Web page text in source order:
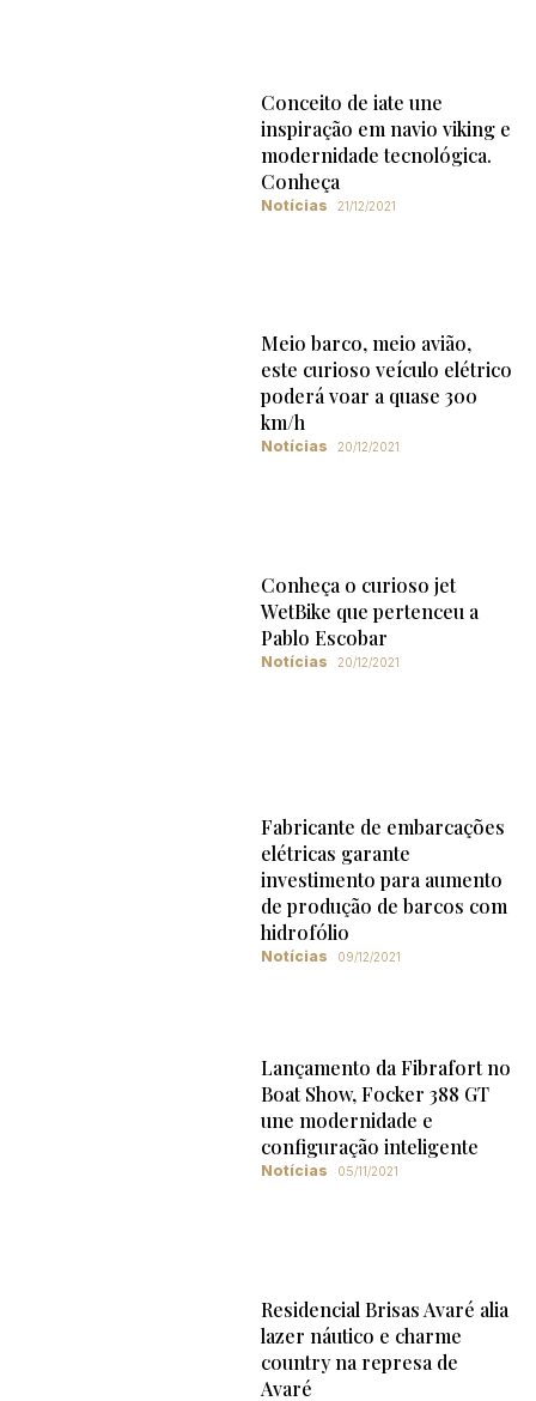
Conceito de iate une
inspiração em navio viking e
modernidade tecnológica.
Conheça
Notícias 21/12/2021
Meio barco, meio avião,
este curioso veículo elétrico
poderá voar a quase 300
km/h
Notícias 20/12/2021
Conheça o curioso jet
WetBike que pertenceu a
Pablo Escobar
Notícias 20/12/2021
Fabricante de embarcações
elétricas garante
investimento para aumento
de produção de barcos com
hidrofólio
Notícias 09/12/2021
Lançamento da Fibrafort no
Boat Show, Focker 388 GT
une modernidade e
configuração inteligente
Notícias 05/11/2021
Residencial Brisas Avaré alia
lazer náutico e charme
country na represa de
Avaré